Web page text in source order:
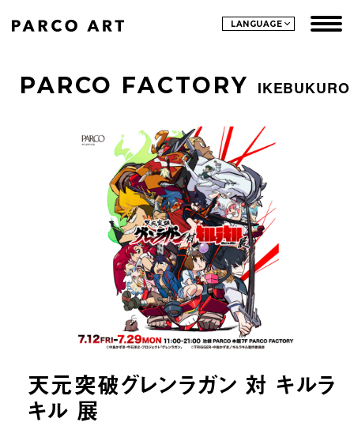
LANGUAGE
PARCO FACTORY IKEBUKURO
天元突破グレンラガン 対 キルラ
キル 展
URLをコピーする